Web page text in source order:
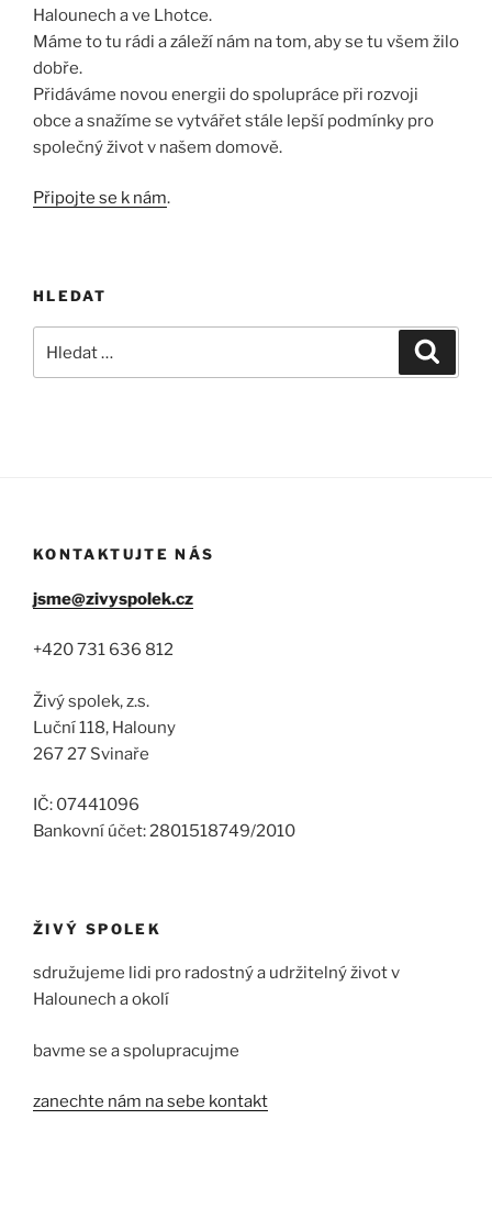
Halounech a ve Lhotce.
Máme to tu rádi a záleží nám na tom, aby se tu všem žilo
dobře.
Přidáváme novou energii do spolupráce při rozvoji
obce a snažíme se vytvářet stále lepší podmínky pro
společný život v našem domově.
Připojte se k nám.
HLEDAT
KONTAKTUJTE NÁS
jsme@zivyspolek.cz
+420 731 636 812
Živý spolek, z.s.
Luční 118, Halouny
267 27 Svinaře
IČ: 07441096
Bankovní účet: 2801518749/2010
ŽIVÝ SPOLEK
sdružujeme lidi pro radostný a udržitelný život v
Halounech a okolí
bavme se a spolupracujme
zanechte nám na sebe kontakt